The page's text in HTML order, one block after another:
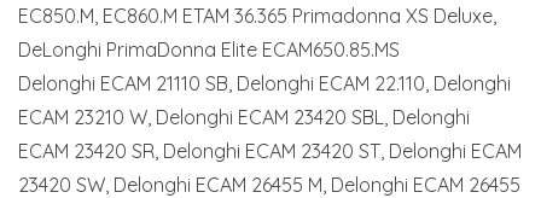
EC850.M, EC860.M ETAM 36.365 Primadonna XS Deluxe,
DeLonghi PrimaDonna Elite ECAM650.85.MS
Delonghi ECAM 21110 SB, Delonghi ECAM 22.110, Delonghi
ECAM 23210 W, Delonghi ECAM 23420 SBL, Delonghi
ECAM 23420 SR, Delonghi ECAM 23420 ST, Delonghi ECAM
23420 SW, Delonghi ECAM 26455 M, Delonghi ECAM 26455